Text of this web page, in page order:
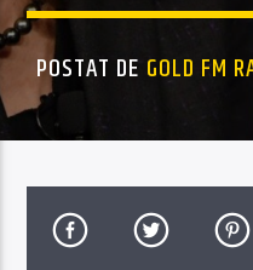
POSTAT DE GOLD FM